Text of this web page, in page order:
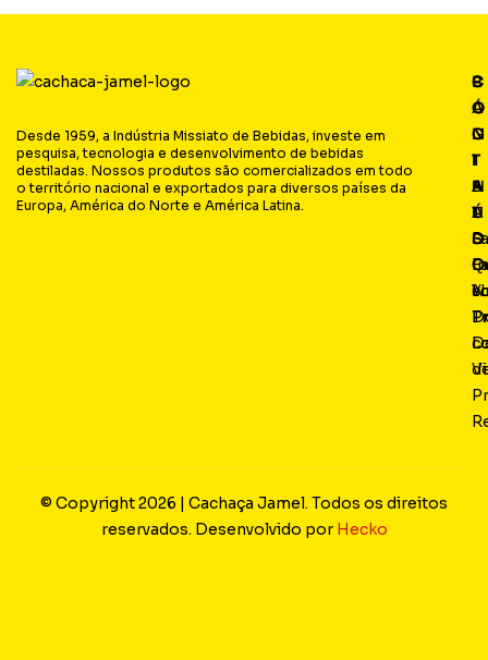
Desde 1959, a Indústria Missiato de Bebidas, investe em
pesquisa, tecnologia e desenvolvimento de bebidas
destiladas. Nossos produtos são comercializados em todo
o território nacional e exportados para diversos países da
Europa, América do Norte e América Latina.
P
Á
G
I
N
A
S
C
O
N
T
E
Ú
D
O
C
O
N
T
A
T
O
S
O
C
I
A
L
© Copyright 2026 | Cachaça Jamel. Todos os direitos
reservados. Desenvolvido por Hecko